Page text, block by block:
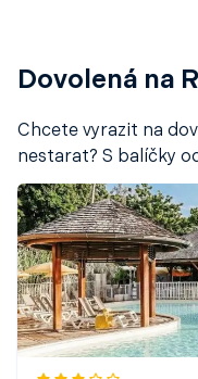
AirlinesčiCorsair, s
Istanbul.Z České
Réunion, ale díky
možné snadno
přestupy.
rezervaci s
cestování
Dovolená na
Chcete vyrazit na
nestarat? S balíčky